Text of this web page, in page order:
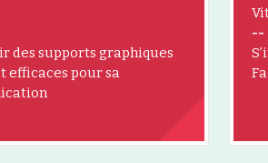
des supports graphiques
efficaces pour sa
--